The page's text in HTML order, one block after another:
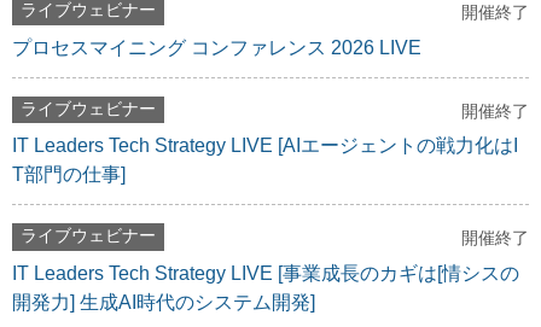
ライブウェビナー 開催終了
プロセスマイニング コンファレンス 2026 LIVE
ライブウェビナー 開催終了
IT Leaders Tech Strategy LIVE [AIエージェントの戦力化はI
T部門の仕事]
ライブウェビナー 開催終了
IT Leaders Tech Strategy LIVE [事業成長のカギは[情シスの
開発力] 生成AI時代のシステム開発]